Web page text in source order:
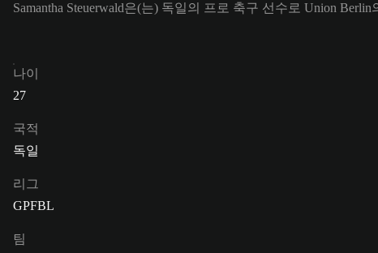
Samantha Steuerwald은(는) 독일의 프로 축구 선수로 Union
나이
27
국적
독일
리그
GPFBL
팀